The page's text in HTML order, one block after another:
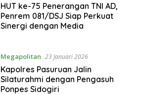
HUT ke-75 Penerangan TNI AD,
Penrem 081/DSJ Siap Perkuat
Sinergi dengan Media
Megapolitan 23 Januari 2026
Kapolres Pasuruan Jalin
Silaturahmi dengan Pengasuh
Ponpes Sidogiri